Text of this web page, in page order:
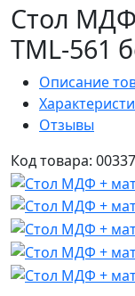
Стол МДФ
TML-561
Описание
Отзывы
Код товара: 00337